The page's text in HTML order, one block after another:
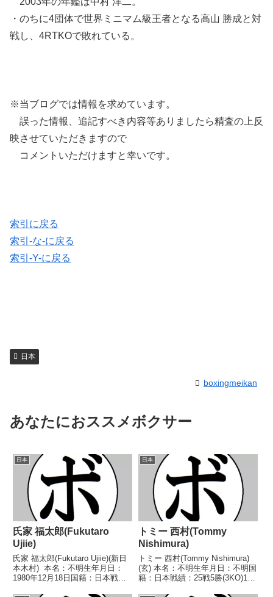
・のちに4団体で世界ミニマム級王者となる高山 勝成と対
戦し、4RTKOで敗れている。
※当ブログでは情報を求めています。
誤った情報、追記すべき内容等ありましたら精査の上反
映させていただきますので
コメントいただけますと幸いです。
索引に戻る
索引-な-に戻る
索引-Y-に戻る
日本
boxingmeikan
あなたにおススメボクサー
日本
氏家 福太郎(Fukutaro
Ujiie)
氏家 福太郎(Fukutaro Ujiie)(新日
本木村) 本名：不明生年月日：
1980年12月18日国籍：日本戦
日本
トミー 西村(Tommy
Nishimura)
トミー 西村(Tommy Nishimura)
(玄) 本名：不明生年月日：不明国
籍：日本戦績：25戦5勝(3KO)17